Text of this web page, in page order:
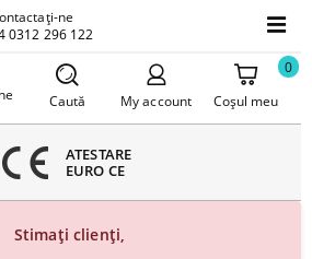
ne
0312 296 122
Caută My account Coșul meu
0
GĂURI DATE
LA COMANDĂ
Stimați clienți,